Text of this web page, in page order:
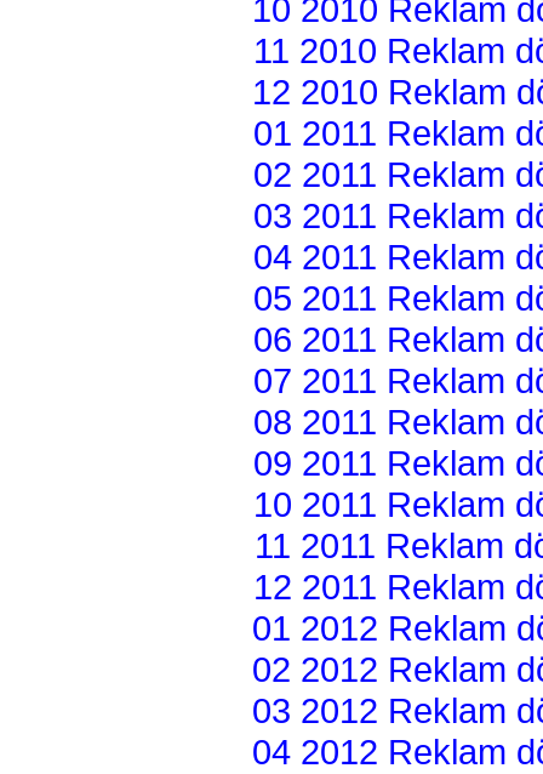
10 2010 Reklam
11 2010 Reklam
12 2010 Reklam
01 2011 Reklam
02 2011 Reklam
03 2011 Reklam
04 2011 Reklam
05 2011 Reklam
06 2011 Reklam
07 2011 Reklam
08 2011 Reklam
09 2011 Reklam
10 2011 Reklam
11 2011 Reklam
12 2011 Reklam
01 2012 Reklam
02 2012 Reklam
03 2012 Reklam
04 2012 Reklam